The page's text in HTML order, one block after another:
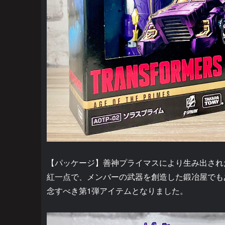
【パッケージ】善神プライマスにより生み出さ
紅一点で、メンバーの武器を創造した鍛冶屋で
念すべき第1弾アイテムとなりました。